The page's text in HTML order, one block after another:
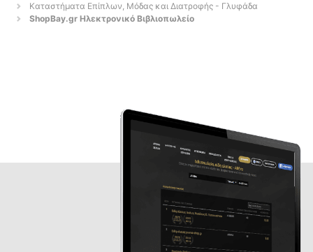
Καταστήματα Επίπλων, Μόδας και Διατροφής - Γλυφάδα
ShopBay.gr Ηλεκτρονικό Βιβλιοπωλείο